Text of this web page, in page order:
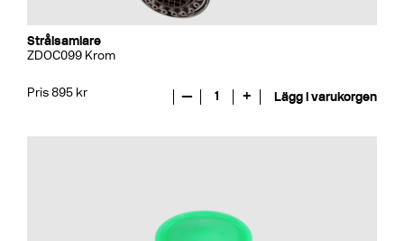
Strålsamlare
ZDOC099 Krom
Pris 895 kr — 1 + Lägg i varukorgen